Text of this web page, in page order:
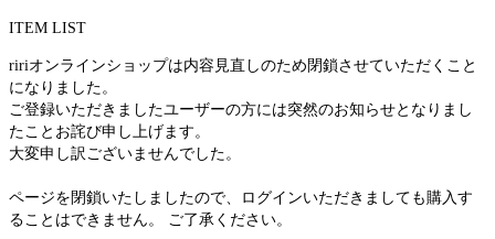
ITEM LIST
ririオンラインショップは内容見直しのため閉鎖させていただくこと
になりました。
ご登録いただきましたユーザーの方には突然のお知らせとなりまし
たことお詫び申し上げます。
大変申し訳ございませんでした。
ページを閉鎖いたしましたので、ログインいただきましても購入す
ることはできません。 ご了承ください。